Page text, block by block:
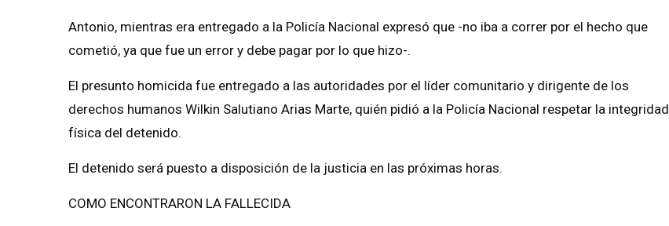
Antonio, mientras era entregado a la Policía Nacional expresó que -no iba a correr por el hecho que
cometió, ya que fue un error y debe pagar por lo que hizo-.
El presunto homicida fue entregado a las autoridades por el líder comunitario y dirigente de los
derechos humanos Wilkin Salutiano Arias Marte, quién pidió a la Policía Nacional respetar la integridad
física del detenido.
El detenido será puesto a disposición de la justicia en las próximas horas.
COMO ENCONTRARON LA FALLECIDA